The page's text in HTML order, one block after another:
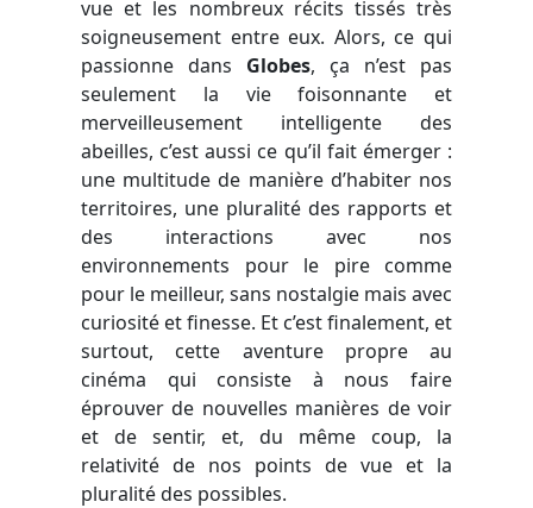
vue et les nombreux récits tissés très
soigneusement entre eux. Alors, ce qui
passionne dans Globes, ça n’est pas
seulement la vie foisonnante et
merveilleusement intelligente des
abeilles, c’est aussi ce qu’il fait émerger :
une multitude de manière d’habiter nos
territoires, une pluralité des rapports et
des interactions avec nos
environnements pour le pire comme
pour le meilleur, sans nostalgie mais avec
curiosité et finesse. Et c’est finalement, et
surtout, cette aventure propre au
cinéma qui consiste à nous faire
éprouver de nouvelles manières de voir
et de sentir, et, du même coup, la
relativité de nos points de vue et la
pluralité des possibles.